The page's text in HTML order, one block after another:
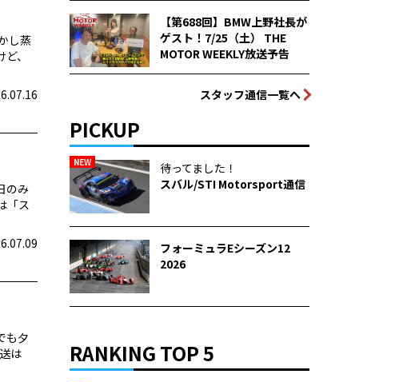
し蒸
、
のみ
「ス
も夕
は
【第688回】BMW上野社長が
ゲスト！7/25（土） THE
MOTOR WEEKLY放送予告
スタッフ通信一覧へ
PICKUP
NEW
待ってました！
スバル/STI Motorsport通信
フォーミュラEシーズン12
2026
RANKING TOP 5